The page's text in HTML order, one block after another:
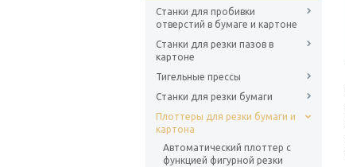
Станки для пробивки
отверстий в бумаге и картоне
Станки для резки пазов в
картоне
Тигельные прессы
Станки для резки бумаги
Плоттеры для резки бумаги и
картона
Автоматический плоттер с
функцией фигурной резки